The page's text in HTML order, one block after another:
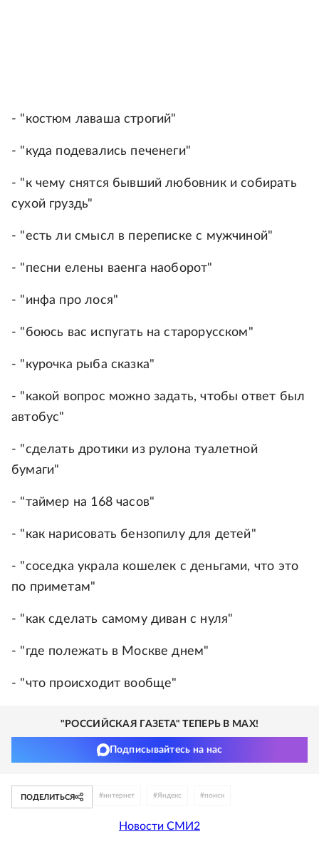
- "костюм лаваша строгий"
- "куда подевались печенеги"
- "к чему снятся бывший любовник и собирать
сухой груздь"
- "есть ли смысл в переписке с мужчиной"
- "песни елены ваенга наоборот"
- "инфа про лося"
- "боюсь вас испугать на старорусском"
- "курочка рыба сказка"
- "какой вопрос можно задать, чтобы ответ был
автобус"
- "сделать дротики из рулона туалетной
бумаги"
- "таймер на 168 часов"
- "как нарисовать бензопилу для детей"
- "соседка украла кошелек с деньгами, что это
по приметам"
- "как сделать самому диван с нуля"
- "где полежать в Москве днем"
- "что происходит вообще"
"РОССИЙСКАЯ ГАЗЕТА" ТЕПЕРЬ В MAX!
Подписывайтесь на нас
ПОДЕЛИТЬСЯ #интернет #Яндекс #поиск
Новости СМИ2